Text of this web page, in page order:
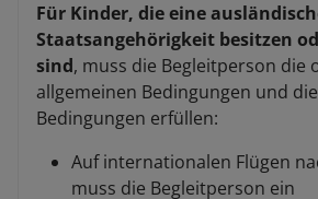
Für Kinder, die eine
Staatsangehörigkeit besitzen
sind, muss die Begleitperson die
allgemeinen Bedingungen und
Bedingungen erfüllen:
Auf internationalen Flügen
muss die Begleitperson ein